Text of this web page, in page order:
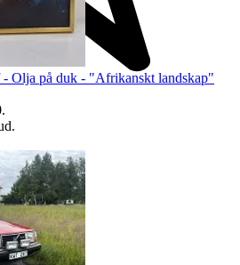
Olja på duk - "Afrikanskt landskap"
.
.